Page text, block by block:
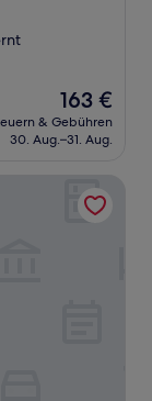
Der
Preis
beträgt
163 €
& Gebühren
30. Aug.–31. Aug.